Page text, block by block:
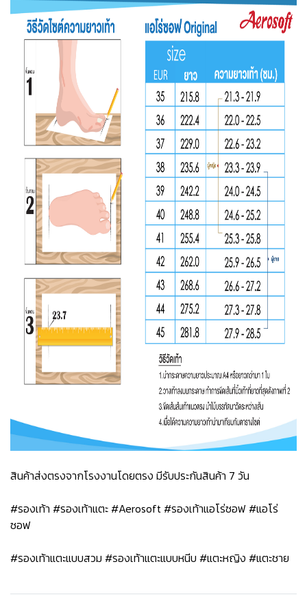
สินค้าส่งตรงจากโรงงานโดยตรง มีรับประกันสินค้า 7 วัน
#รองเท้า #รองเท้าแตะ #Aerosoft #รองเท้าแอโร่ซอฟ #แอโร่
ซอฟ
#รองเท้าแตะแบบสวม #รองเท้าแตะแบบหนีบ #แตะหญิง #แตะชาย